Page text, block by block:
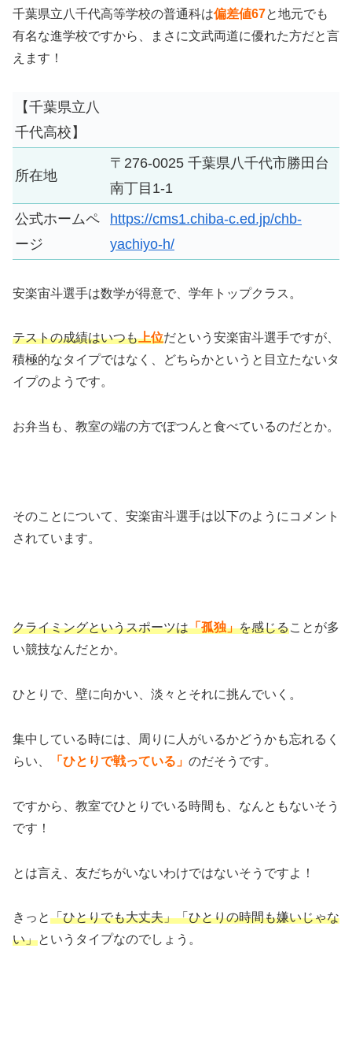
千葉県立八千代高等学校の普通科は偏差値67と地元でも
有名な進学校ですから、まさに文武両道に優れた方だと言
えます！
【千葉県立八
千代高校】
所在地
〒276-0025 千葉県八千代市勝田台
南丁目1-1
公式ホームペ
ージ
https://cms1.chiba-c.ed.jp/chb-
yachiyo-h/
安楽宙斗選手は数学が得意で、学年トップクラス。
テストの成績はいつも上位だという安楽宙斗選手ですが、
積極的なタイプではなく、どちらかというと目立たないタ
イプのようです。
お弁当も、教室の端の方でぽつんと食べているのだとか。
そのことについて、安楽宙斗選手は以下のようにコメント
されています。
クライミングというスポーツは「孤独」を感じることが多
い競技なんだとか。
ひとりで、壁に向かい、淡々とそれに挑んでいく。
集中している時には、周りに人がいるかどうかも忘れるく
らい、
「ひとりで戦っている」 のだそうです。
ですから、教室でひとりでいる時間も、なんともないそう
です！
とは言え、友だちがいないわけではないそうですよ！
きっと「ひとりでも大丈夫」「ひとりの時間も嫌いじゃな
い」というタイプなのでしょう。